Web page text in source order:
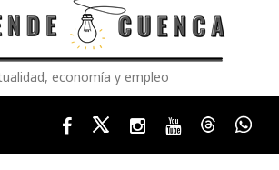
economía y empleo
FacebookTwitterInstagram
YoutubeThreads